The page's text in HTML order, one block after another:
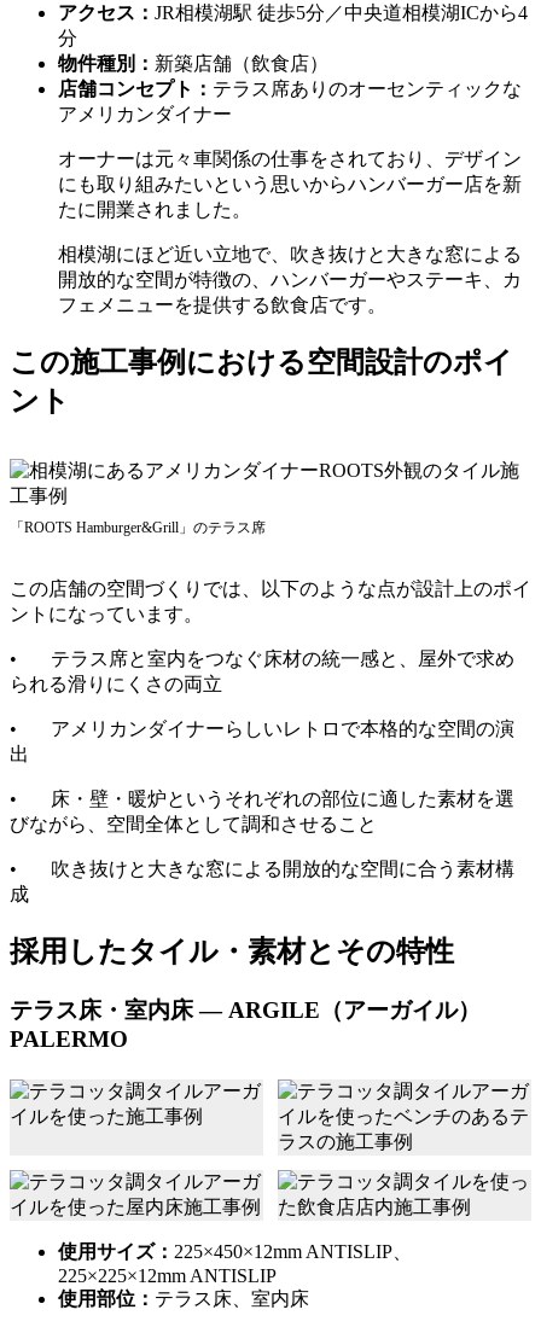
アクセス： JR相模湖駅 徒歩5分／中央道相模湖ICから4
分
物件種別： 新築店舗（飲食店）
店舗コンセプト： テラス席ありのオーセンティックな
アメリカンダイナー
オーナーは元々車関係の仕事をされており、デザイン
にも取り組みたいという思いからハンバーガー店を新
たに開業されました。
相模湖にほど近い立地で、吹き抜けと大きな窓による
開放的な空間が特徴の、ハンバーガーやステーキ、カ
フェメニューを提供する飲食店です。
この施工事例における空間設計のポイ
ント
「ROOTS Hamburger&Grill」のテラス席
この店舗の空間づくりでは、以下のような点が設計上のポイ
ントになっています。
• テラス席と室内をつなぐ床材の統一感と、屋外で求め
られる滑りにくさの両立
• アメリカンダイナーらしいレトロで本格的な空間の演
出
• 床・壁・暖炉というそれぞれの部位に適した素材を選
びながら、空間全体として調和させること
• 吹き抜けと大きな窓による開放的な空間に合う素材構
成
採用したタイル・素材とその特性
テラス床・室内床 ― ARGILE（アーガイル）
PALERMO
使用サイズ： 225×450×12mm ANTISLIP、
225×225×12mm ANTISLIP
使用部位： テラス床、室内床